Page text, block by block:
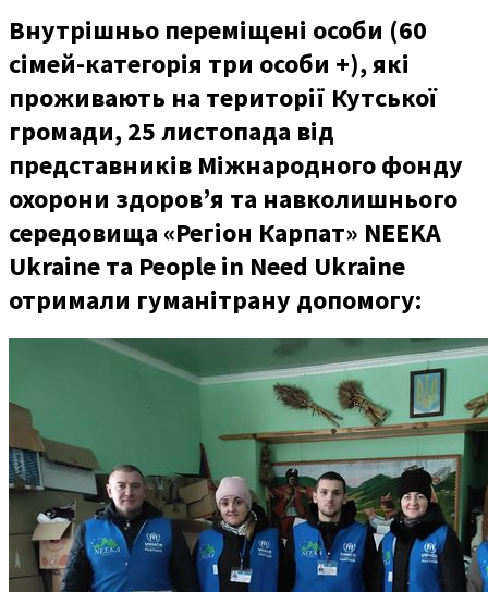
Внутрішньо переміщені особи (60
сімей-категорія три особи +), які
проживають на території Кутської
громади, 25 листопада від
представників Міжнародного фонду
охорони здоров’я та навколишнього
середовища «Регіон Карпат» NEEKA
Ukraine та People in Need Ukraine
отримали гуманітрану допомогу: